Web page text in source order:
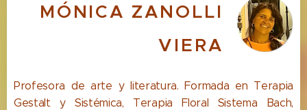
MÓNICA ZANOLLI
VIERA
Profesora de arte y literatura. Formada en Terapia
Gestalt y Sistémica, Terapia Floral Sistema Bach,